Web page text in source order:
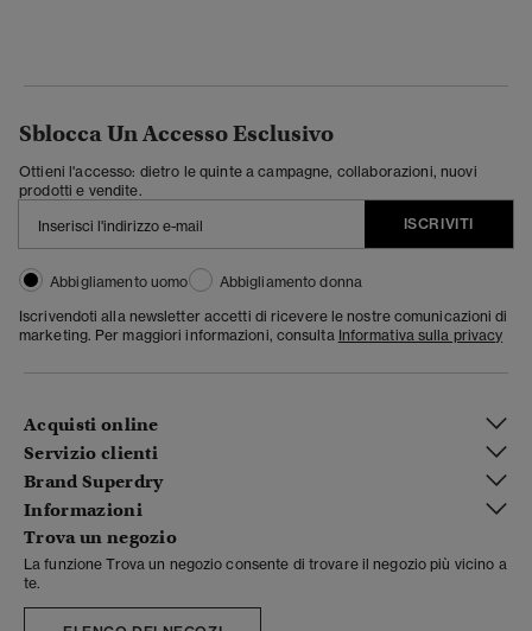
Sblocca Un Accesso Esclusivo
Ottieni l'accesso: dietro le quinte a campagne, collaborazioni, nuovi
prodotti e vendite.
ISCRIVITI
Abbigliamento uomo
Abbigliamento donna
Iscrivendoti alla newsletter accetti di ricevere le nostre comunicazioni di
marketing. Per maggiori informazioni, consulta Informativa sulla privacy
Acquisti online
Servizio clienti
Brand Superdry
Informazioni
Trova un negozio
La funzione Trova un negozio consente di trovare il negozio più vicino a
te.